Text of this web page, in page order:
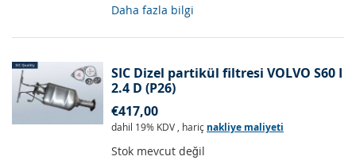
Daha fazla bilgi
SIC Dizel partikül filtresi VOLVO S60 I
2.4 D (P26)
€417,00
dahil 19% KDV , hariç nakliye maliyeti
Stok mevcut değil